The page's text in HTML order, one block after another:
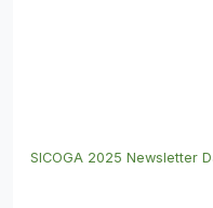
SICOGA 2025 Newsletter